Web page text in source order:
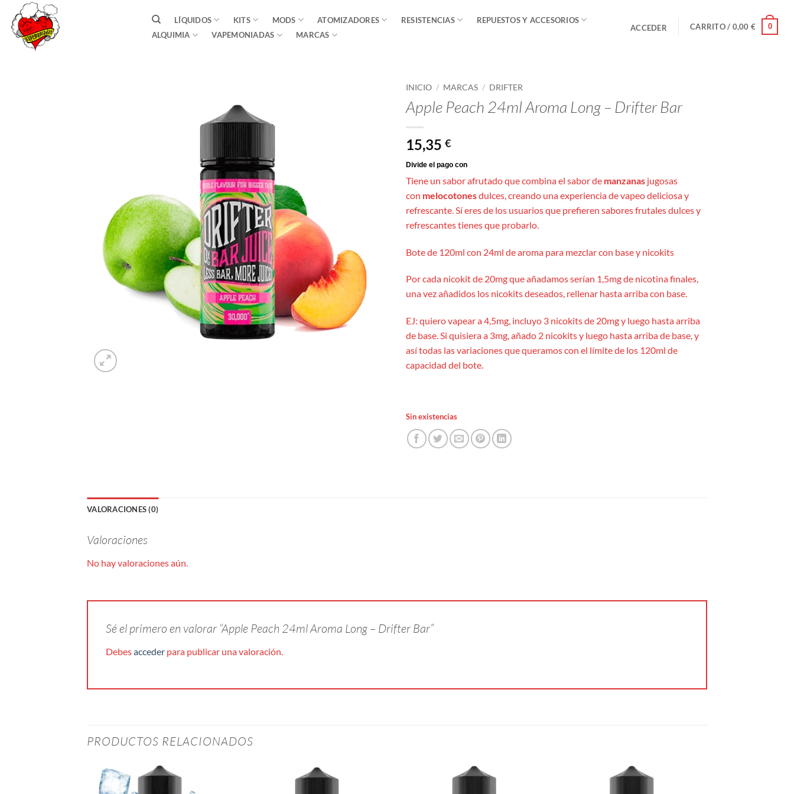
Saltar
contenido
LÍQUIDOS KITS MODS ATOMIZADORES RESISTENCIAS
REPUESTOS Y ACCESORIOS
ALQUIMIA
VAPEMONIADAS MARCAS
ACCEDER CARRITO / 0,00 € 0
INICIO / MARCAS / DRIFTER
Apple Peach 24ml Aroma Long – Drifter Bar
15,35 €
Tiene un sabor afrutado que combina el sabor de manzanas jugosas
con melocotonesdulces, creando una experiencia de vapeo deliciosa y
refrescante. Sí eres de los usuarios que prefieren sabores frutales dulces y
refrescantes tienes que probarlo.
Bote de 120ml con 24ml de aroma para mezclar con base y nicokits
Por cada nicokit de 20mg que añadamos serían 1,5mg de nicotina finales,
una vez añadidos los nicokits deseados, rellenar hasta arriba con base.
EJ: quiero vapear a 4,5mg, incluyo 3 nicokits de 20mg y luego hasta arriba
de base. Si quisiera a 3mg, añado 2 nicokits y luego hasta arriba de base, y
así todas las variaciones que queramos con el límite de los 120ml de
capacidad del bote.
Sin existencias
VALORACIONES (0)
Valoraciones
No hay valoraciones aún.
Sé el primero en valorar “Apple Peach 24ml Aroma Long – Drifter Bar”
Debesacceder para publicar una valoración.
PRODUCTOS RELACIONADOS